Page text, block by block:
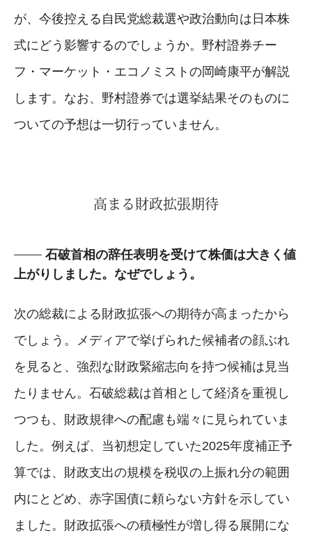
が、今後控える自民党総裁選や政治動向は日本株
式にどう影響するのでしょうか。野村證券チー
フ・マーケット・エコノミストの岡崎康平が解説
します。なお、野村證券では選挙結果そのものに
ついての予想は一切行っていません。
高まる財政拡張期待
石破首相の辞任表明を受けて株価は大きく値
上がりしました。なぜでしょう。
次の総裁による財政拡張への期待が高まったから
でしょう。メディアで挙げられた候補者の顔ぶれ
を見ると、強烈な財政緊縮志向を持つ候補は見当
たりません。石破総裁は首相として経済を重視し
つつも、財政規律への配慮も端々に見られていま
した。例えば、当初想定していた2025年度補正予
算では、財政支出の規模を税収の上振れ分の範囲
内にとどめ、赤字国債に頼らない方針を示してい
ました。財政拡張への積極性が増し得る展開にな